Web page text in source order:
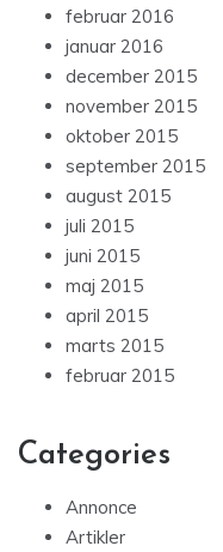
februar 2016
januar 2016
december 2015
november 2015
oktober 2015
september 2015
august 2015
juli 2015
juni 2015
maj 2015
april 2015
marts 2015
februar 2015
Categories
Annonce
Artikler